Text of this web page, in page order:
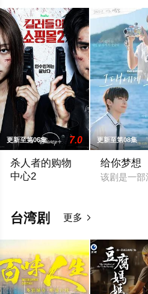
更新至第06集 7.0
杀人者的购物
中心2
更新至第08集
给你梦想
该剧是一
台湾剧 更多 